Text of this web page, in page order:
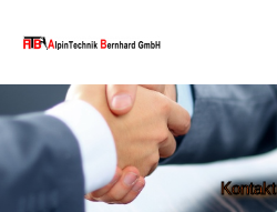
Inhalt
Kontakt